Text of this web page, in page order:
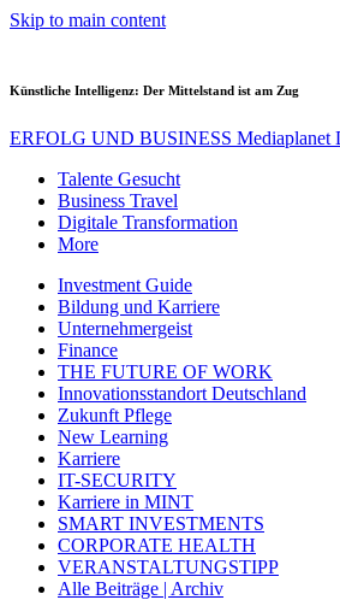
Skip to main content
Künstliche Intelligenz: Der Mittelstand ist am Zug
ERFOLG UND BUSINESS Mediaplanet
Talente Gesucht
Business Travel
Digitale Transformation
More
Investment Guide
Bildung und Karriere
Unternehmergeist
Finance
THE FUTURE OF WORK
Innovationsstandort Deutschland
Zukunft Pflege
New Learning
Karriere
IT-SECURITY
Karriere in MINT
SMART INVESTMENTS
CORPORATE HEALTH
VERANSTALTUNGSTIPP
Alle Beiträge | Archiv